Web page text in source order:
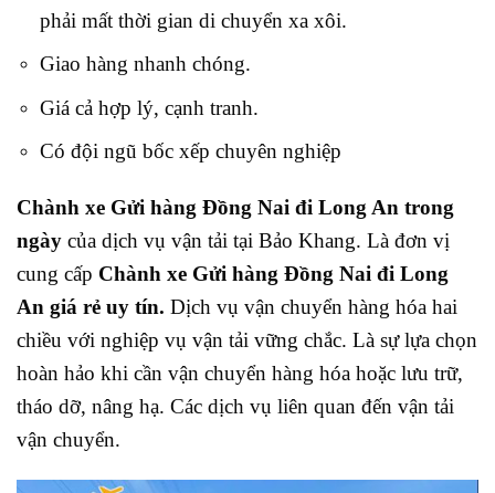
phải mất thời gian di chuyển xa xôi.
Giao hàng nhanh chóng.
Giá cả hợp lý, cạnh tranh.
Có đội ngũ bốc xếp chuyên nghiệp
Chành xe Gửi hàng Đồng Nai đi Long An trong
ngày của dịch vụ vận tải tại Bảo Khang. Là đơn vị
cung cấp Chành xe Gửi hàng Đồng Nai đi Long
An giá rẻ uy tín. Dịch vụ vận chuyển hàng hóa hai
chiều với nghiệp vụ vận tải vững chắc. Là sự lựa chọn
hoàn hảo khi cần vận chuyển hàng hóa hoặc lưu trữ,
tháo dỡ, nâng hạ. Các dịch vụ liên quan đến vận tải
vận chuyển.